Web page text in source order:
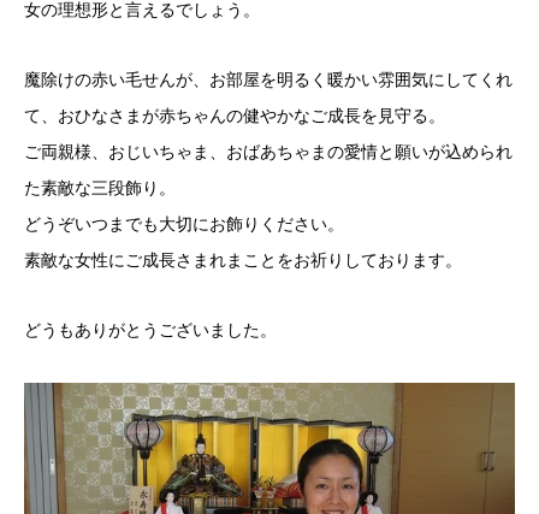
女の理想形と言えるでしょう。
魔除けの赤い毛せんが、お部屋を明るく暖かい雰囲気にしてくれ
て、おひなさまが赤ちゃんの健やかなご成長を見守る。
ご両親様、おじいちゃま、おばあちゃまの愛情と願いが込められ
た素敵な三段飾り。
どうぞいつまでも大切にお飾りください。
素敵な女性にご成長さまれまことをお祈りしております。
どうもありがとうございました。